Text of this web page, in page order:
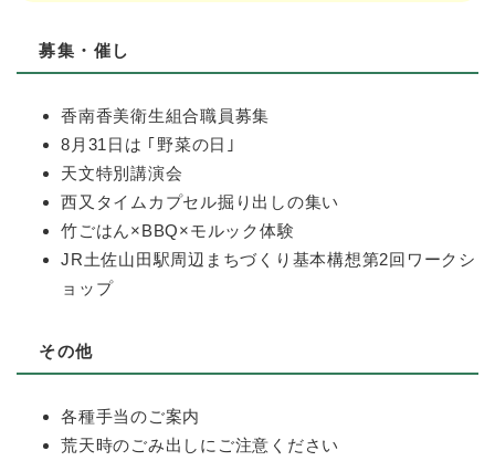
募集・催し
香南香美衛生組合職員募集
8月31日は ｢野菜の日｣
天文特別講演会
西又タイムカプセル掘り出しの集い
竹ごはん×BBQ×モルック体験
JR土佐山田駅周辺まちづくり基本構想第2回ワークシ
ョップ
その他
各種手当のご案内
荒天時のごみ出しにご注意ください